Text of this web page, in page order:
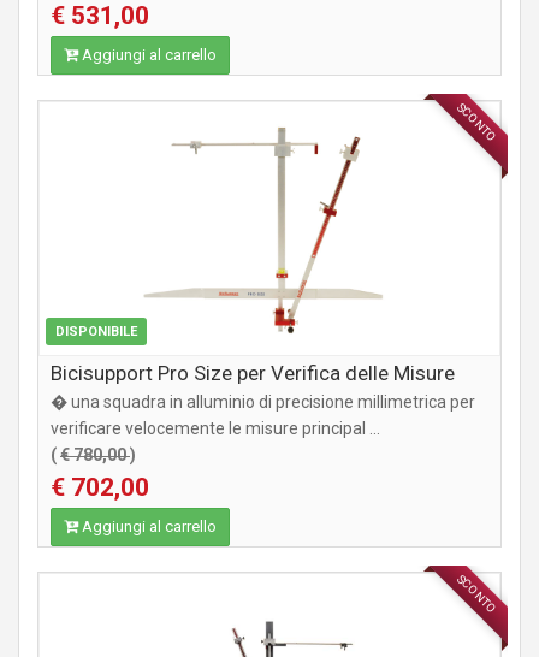
€ 531,00
Aggiungi al carrello
SCONTO
DISPONIBILE
ACCESSORI
Bicisupport Pro Size per Verifica delle Misure
� una squadra in alluminio di precisione millimetrica per
verificare velocemente le misure principal ...
(€ 780,00)
€ 702,00
Aggiungi al carrello
SCONTO
ACCESSORI